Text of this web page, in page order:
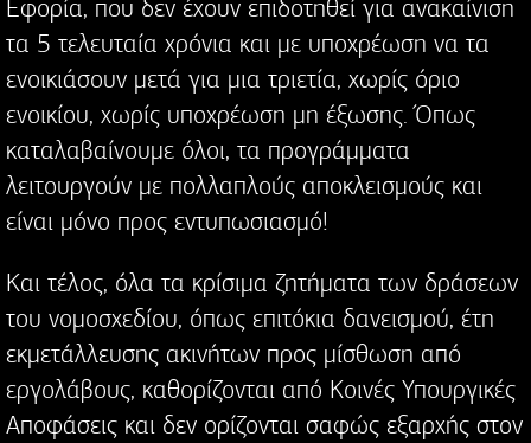
Εφορία, που δεν έχουν επιδοτηθεί για ανακαίνιση
τα 5 τελευταία χρόνια και με υποχρέωση να τα
ενοικιάσουν μετά για μια τριετία, χωρίς όριο
ενοικίου, χωρίς υποχρέωση μη έξωσης. Όπως
καταλαβαίνουμε όλοι, τα προγράμματα
λειτουργούν με πολλαπλούς αποκλεισμούς και
είναι μόνο προς εντυπωσιασμό!
Και τέλος, όλα τα κρίσιμα ζητήματα των δράσεων
του νομοσχεδίου, όπως επιτόκια δανεισμού, έτη
εκμετάλλευσης ακινήτων προς μίσθωση από
εργολάβους, καθορίζονται από Κοινές Υπουργικές
Αποφάσεις και δεν ορίζονται σαφώς εξαρχής στον